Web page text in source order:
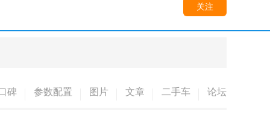
关注
碑 参数配置 图片 文章 二手车 论坛